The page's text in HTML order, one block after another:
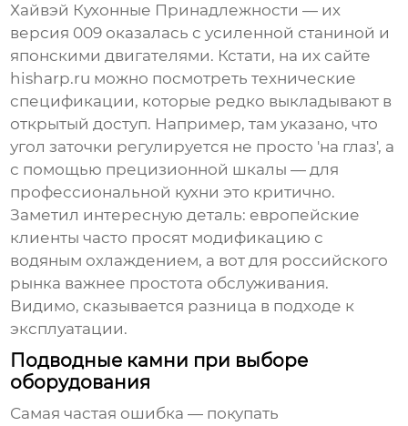
Хайвэй Кухонные Принадлежности — их
версия 009 оказалась с усиленной станиной и
японскими двигателями. Кстати, на их сайте
hisharp.ru можно посмотреть технические
спецификации, которые редко выкладывают в
открытый доступ. Например, там указано, что
угол заточки регулируется не просто 'на глаз', а
с помощью прецизионной шкалы — для
профессиональной кухни это критично.
Заметил интересную деталь: европейские
клиенты часто просят модификацию с
водяным охлаждением, а вот для российского
рынка важнее простота обслуживания.
Видимо, сказывается разница в подходе к
эксплуатации.
Подводные камни при выборе
оборудования
Самая частая ошибка — покупать